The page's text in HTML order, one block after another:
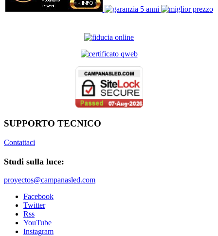
SUPPORTO TECNICO
Contattaci
Studi sulla luce:
proyectos@campanasled.com
Facebook
Twitter
Rss
YouTube
Instagram